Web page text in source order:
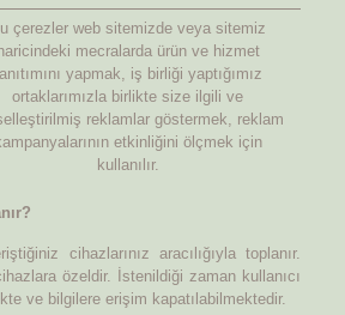
çerezler web sitemizde veya sitemiz
haricindeki mecralarda ürün ve hizmet
yapmak, iş birliği yaptığımız
ortaklarımızla birlikte size ilgili ve
reklamlar göstermek, reklam
etkinliğini ölçmek için
kullanılır.
cihazlarınız aracılığıyla toplanır.
özeldir. İstenildiği zaman kullanıcı
ve bilgilere erişim kapatılabilmektedir.